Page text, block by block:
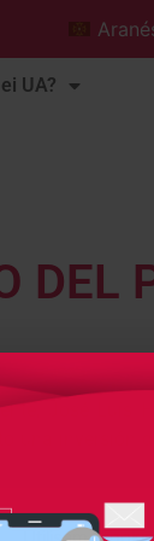
UA?
DEL
José
una